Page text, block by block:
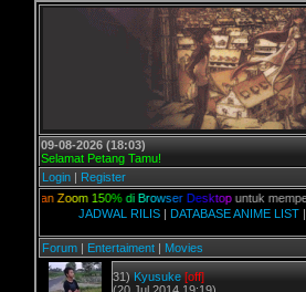
09-08-2026 (18:03)
Selamat Petang Tamu!
Login | Register
om 150% di Browser Deskt opuntuk
JADWAL RILIS | DATABASE ANIME LIST |
Forum | Entertaiment | Movies
31) Kyusuke [off]